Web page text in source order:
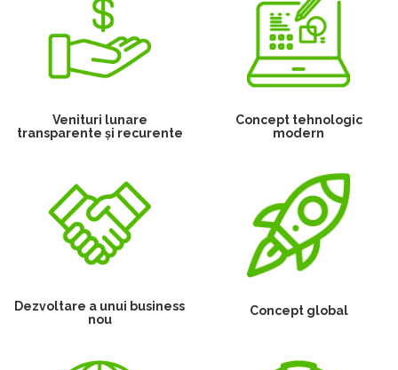
Venituri lunare
transparente și recurente
Concept tehnologic
modern
Dezvoltare a unui business
nou
Concept global